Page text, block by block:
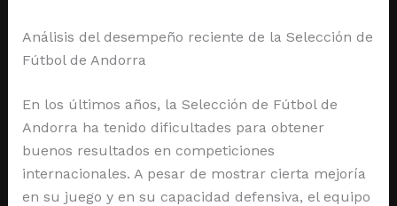
Análisis del desempeño reciente de la Selección de
Fútbol de Andorra
En los últimos años, la Selección de Fútbol de
Andorra ha tenido dificultades para obtener
buenos resultados en competiciones
internacionales. A pesar de mostrar cierta mejoría
en su juego y en su capacidad defensiva, el equipo